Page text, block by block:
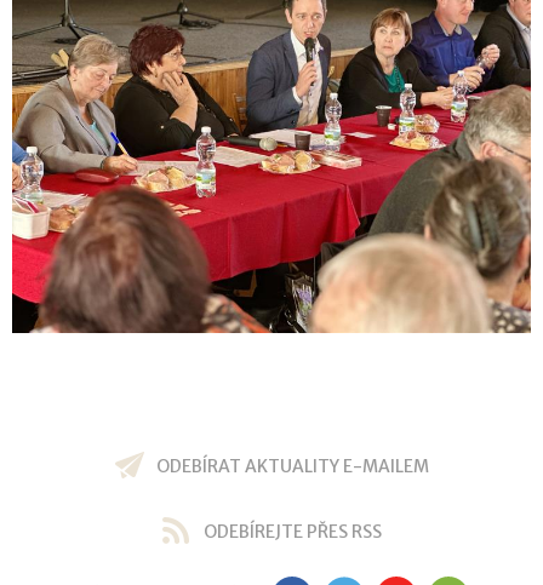
ODEBÍRAT AKTUALITY E-MAILEM
ODEBÍREJTE PŘES RSS